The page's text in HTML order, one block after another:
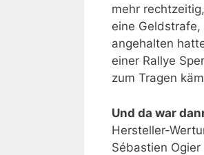
mehr
eine
angehalten
einer Rallye
zum Tragen
Und da war
Hersteller-
Sébastien